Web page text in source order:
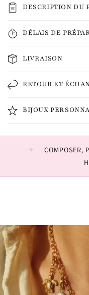
DESCRIPTION DU
DÉLAIS DE
LIVRAISON
RETOUR ET
BIJOUX
COMPOSER,